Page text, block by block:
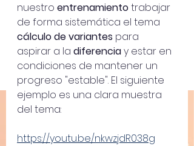
nuestro entrenamiento trabajar
de forma sistemática el tema
cálculo de variantes para
aspirar a la diferencia y estar en
condiciones de mantener un
progreso "estable". El siguiente
ejemplo es una clara muestra
del tema:
https://youtu.be/nkwzjdR038g